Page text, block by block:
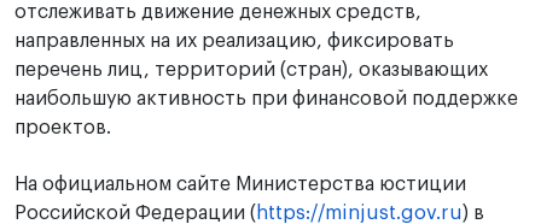
отслеживать движение денежных средств,
направленных на их реализацию, фиксировать
перечень лиц, территорий (стран), оказывающих
наибольшую активность при финансовой поддержке
проектов.
На официальном сайте Министерства юстиции
Российской Федерации ( https://minjust.gov.ru) в